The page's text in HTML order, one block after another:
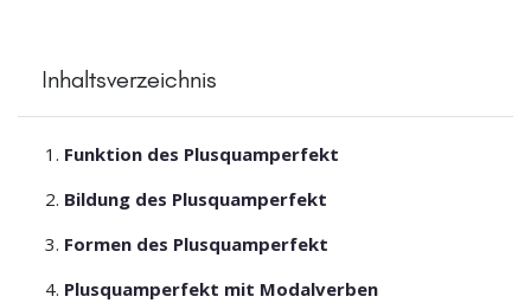
Inhaltsverzeichnis
Funktion des Plusquamperfekt
Bildung des Plusquamperfekt
Formen des Plusquamperfekt
Plusquamperfekt mit Modalverben